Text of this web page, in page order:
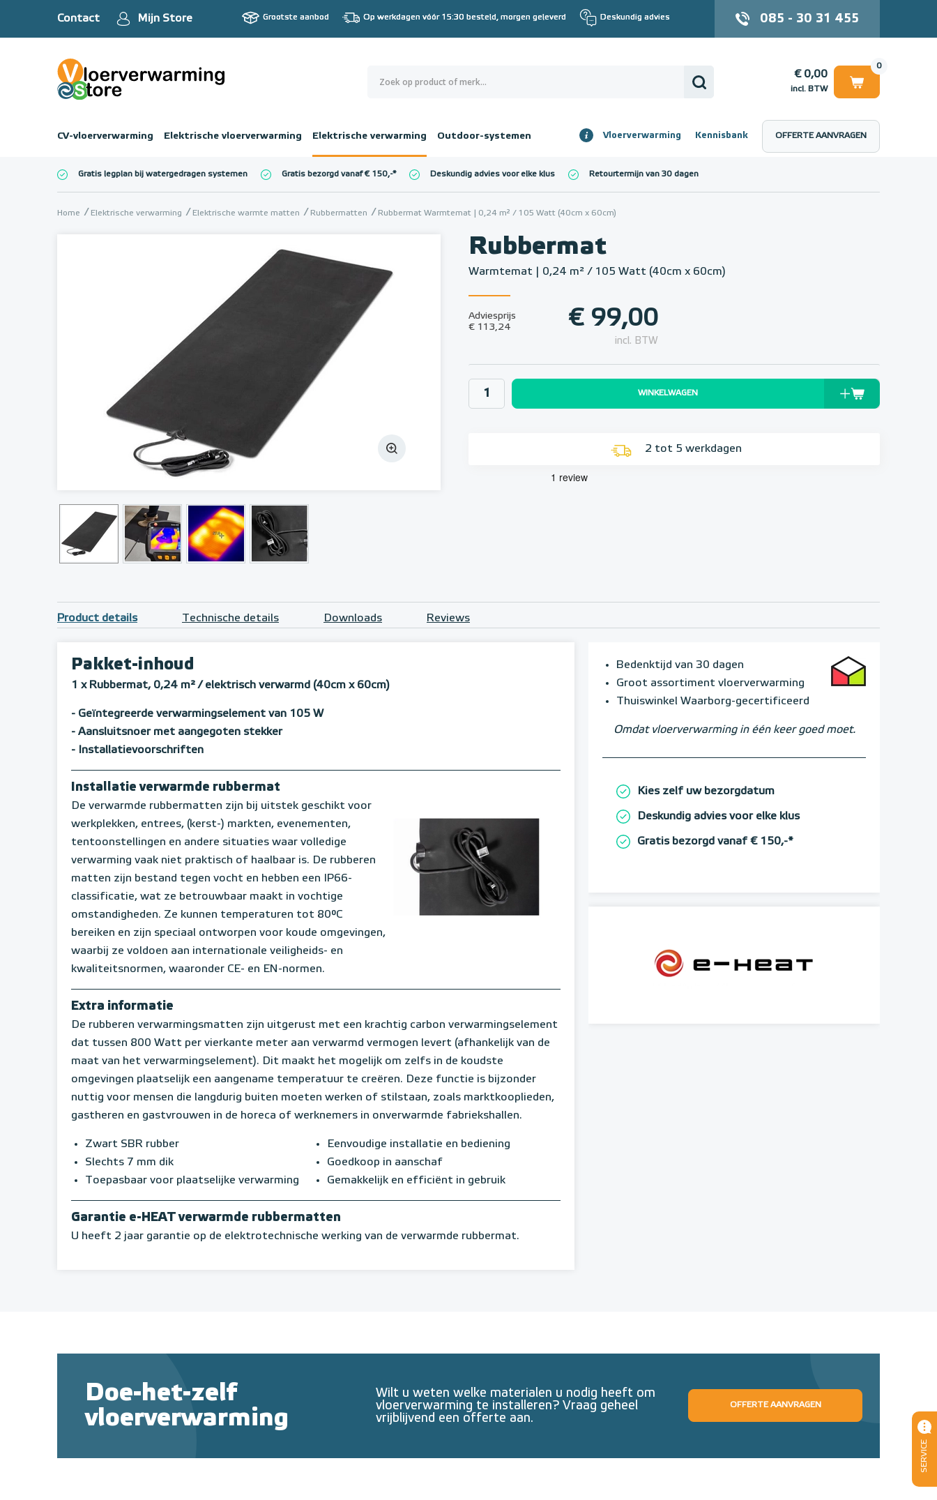
Contact Mijn Store Grootste aanbod Op werkdagen vóór 15:30 besteld, morgen geleverd Deskundig advies 085 - 30 31 455
0
€ 0,00
incl. BTW
€ 0,00
CV-vloerverwarming Elektrische vloerverwarming Elektrische verwarming Outdoor-systemen
€ 0,00 Vloerverwarming Kennisbank OFFERTE AANVRAGEN
Gratis legplan bij watergedragen systemen Gratis bezorgd vanaf € 150,-* Deskundig advies voor elke klus Retourtermijn van 30 dagen
Home Elektrische verwarming Elektrische warmte matten Rubbermatten Rubbermat Warmtemat | 0,24 m² / 105 Watt (40cm x 60cm)
Rubbermat
Warmtemat | 0,24 m² / 105 Watt (40cm x 60cm)
Adviesprijs
€ 113,24
€ 99,00
incl. BTW
WINKELWAGEN
2 tot 5 werkdagen
Product details Technische details Downloads Reviews
Pakket-inhoud
1 x Rubbermat, 0,24 m²/ elektrisch verwarmd (40cm x 60cm)
- Geïntegreerde verwarmingselement van 105 W
- Aansluitsnoer met aangegoten stekker
- Installatievoorschriften
Installatie verwarmde rubbermat
De verwarmde rubbermatten zijn bij uitstek geschikt voor
werkplekken, entrees, (kerst-) markten, evenementen,
tentoonstellingen en andere situaties waar volledige
verwarming vaak niet praktisch of haalbaar is. De rubberen
matten zijn bestand tegen vocht en hebben een IP66-
classificatie, wat ze betrouwbaar maakt in vochtige
omstandigheden. Ze kunnen temperaturen tot 80°C
bereiken en zijn speciaal ontworpen voor koude omgevingen,
waarbij ze voldoen aan internationale veiligheids- en
kwaliteitsnormen, waaronder CE- en EN-normen.
Extra informatie
De rubberen verwarmingsmatten zijn uitgerust met een krachtig carbon verwarmingselement
dat tussen 800 Watt per vierkante meter aan verwarmd vermogen levert (afhankelijk van de
maat van het verwarmingselement). Dit maakt het mogelijk om zelfs in de koudste
omgevingen plaatselijk een aangename temperatuur te creëren. Deze functie is bijzonder
nuttig voor mensen die langdurig buiten moeten werken of stilstaan, zoals marktkooplieden,
gastheren en gastvrouwen in de horeca of werknemers in onverwarmde fabriekshallen.
Zwart SBR rubber
Slechts 7 mm dik
Toepasbaar voor plaatselijke verwarming
Eenvoudige installatie en bediening
Goedkoop in aanschaf
Gemakkelijk en efficiënt in gebruik
Garantie e-HEAT verwarmde rubbermatten
U heeft 2 jaar garantie op de elektrotechnische werking van de verwarmde rubbermat.
Bedenktijd van 30 dagen
Groot assortiment vloerverwarming
Thuiswinkel Waarborg-gecertificeerd
Omdat vloerverwarming in één keer goed moet.
Kies zelf uw bezorgdatum
Deskundig advies voor elke klus
Gratis bezorgd vanaf € 150,-*
Doe-het-zelf
vloerverwarming
Wilt u weten welke materialen u nodig heeft om
vloerverwarming te installeren? Vraag geheel
vrijblijvend een offerte aan.
OFFERTE AANVRAGEN
SERVICE